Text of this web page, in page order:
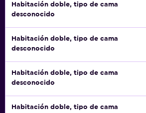
Habitación doble, tipo de cama
desconocido
Habitación doble, tipo de cama
desconocido
Habitación doble, tipo de cama
desconocido
Habitación doble, tipo de cama